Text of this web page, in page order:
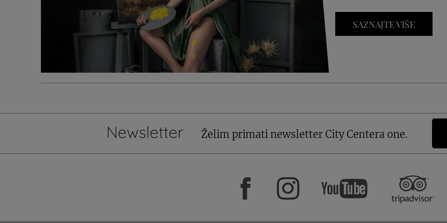
SAZNAJTE VIŠE
Newsletter Želim primati newsletter City Centera one.